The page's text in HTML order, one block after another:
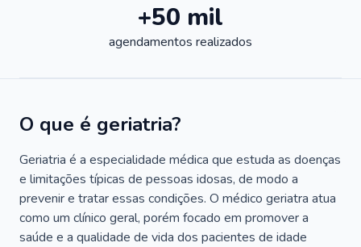
+50 mil
agendamentos realizados
O que é geriatria?
Geriatria é a especialidade médica que estuda as doenças
e limitações típicas de pessoas idosas, de modo a
prevenir e tratar essas condições. O médico geriatra atua
como um clínico geral, porém focado em promover a
saúde e a qualidade de vida dos pacientes de idade